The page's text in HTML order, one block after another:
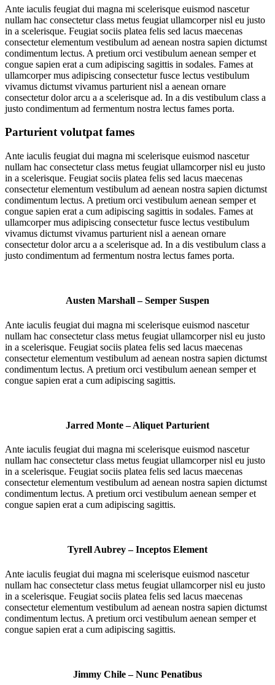
Ante iaculis feugiat dui magna mi scelerisque euismod nascetur
nullam hac consectetur class metus feugiat ullamcorper nisl eu justo
in a scelerisque. Feugiat sociis platea felis sed lacus maecenas
consectetur elementum vestibulum ad aenean nostra sapien dictumst
condimentum lectus. A pretium orci vestibulum aenean semper et
congue sapien erat a cum adipiscing sagittis in sodales. Fames at
ullamcorper mus adipiscing consectetur fusce lectus vestibulum
vivamus dictumst vivamus parturient nisl a aenean ornare
consectetur dolor arcu a a scelerisque ad. In a dis vestibulum class a
justo condimentum ad fermentum nostra lectus fames porta.
Parturient volutpat fames
Ante iaculis feugiat dui magna mi scelerisque euismod nascetur
nullam hac consectetur class metus feugiat ullamcorper nisl eu justo
in a scelerisque. Feugiat sociis platea felis sed lacus maecenas
consectetur elementum vestibulum ad aenean nostra sapien dictumst
condimentum lectus. A pretium orci vestibulum aenean semper et
congue sapien erat a cum adipiscing sagittis in sodales. Fames at
ullamcorper mus adipiscing consectetur fusce lectus vestibulum
vivamus dictumst vivamus parturient nisl a aenean ornare
consectetur dolor arcu a a scelerisque ad. In a dis vestibulum class a
justo condimentum ad fermentum nostra lectus fames porta.
Austen Marshall – Semper Suspen
Ante iaculis feugiat dui magna mi scelerisque euismod nascetur
nullam hac consectetur class metus feugiat ullamcorper nisl eu justo
in a scelerisque. Feugiat sociis platea felis sed lacus maecenas
consectetur elementum vestibulum ad aenean nostra sapien dictumst
condimentum lectus. A pretium orci vestibulum aenean semper et
congue sapien erat a cum adipiscing sagittis.
Jarred Monte – Aliquet Parturient
Ante iaculis feugiat dui magna mi scelerisque euismod nascetur
nullam hac consectetur class metus feugiat ullamcorper nisl eu justo
in a scelerisque. Feugiat sociis platea felis sed lacus maecenas
consectetur elementum vestibulum ad aenean nostra sapien dictumst
condimentum lectus. A pretium orci vestibulum aenean semper et
congue sapien erat a cum adipiscing sagittis.
Tyrell Aubrey – Inceptos Element
Ante iaculis feugiat dui magna mi scelerisque euismod nascetur
nullam hac consectetur class metus feugiat ullamcorper nisl eu justo
in a scelerisque. Feugiat sociis platea felis sed lacus maecenas
consectetur elementum vestibulum ad aenean nostra sapien dictumst
condimentum lectus. A pretium orci vestibulum aenean semper et
congue sapien erat a cum adipiscing sagittis.
Jimmy Chile – Nunc Penatibus